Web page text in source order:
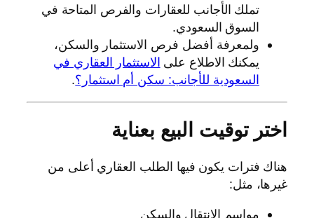
تملك الأجانب للعقارات والفرص المتاحة في
السوق السعودي.
ولمعرفة أفضل فرص الاستثمار والسكن،
يمكنك الاطلاع على الاستثمار العقاري في
السعودية للأجانب: سكن أم استثمار؟.
اختر توقيت البيع بعناية
هناك فترات يكون فيها الطلب العقاري أعلى من
غيرها، مثل:
مواسم الانتقال والسكن